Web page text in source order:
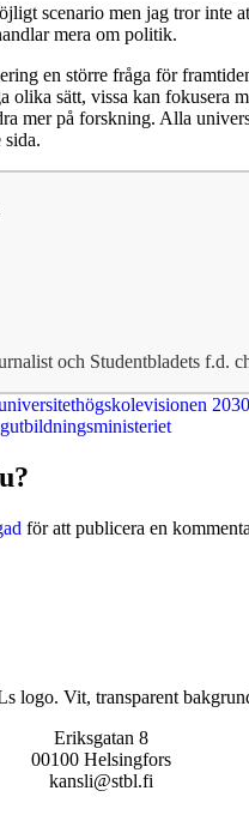
scenario men jag tror inte
mera om politik.
en större fråga för
olika sätt, vissa kan fokusera
mer på forskning. Alla
sida.
och Studentbladets f.d.
högskolevisionen 2030
utbildningsministeriet
för att publicera en
Eriksgatan 8
00100 Helsingfors
kansli@stbl.fi